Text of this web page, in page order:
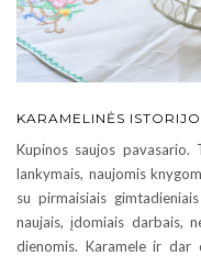
KARAMELINĖS
Kupinos saujos pavasario.
lankymais, naujomis
su pirmaisiais
naujais, įdomiais darbais,
dienomis. Karamele ir dar